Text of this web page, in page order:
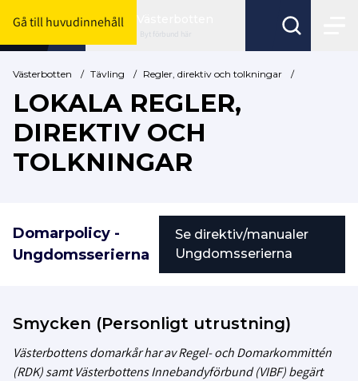
Gå till huvudinnehåll
Byt förbund här
Västerbotten / Tävling / Regler, direktiv och tolkningar /
LOKALA REGLER,
DIREKTIV OCH
TOLKNINGAR
Domarpolicy -
Ungdomsserierna
Se direktiv/manualer
Ungdomsserierna
Smycken (Personligt utrustning)
Västerbottens domarkår har av Regel- och Domarkommittén
(RDK) samt Västerbottens Innebandyförbund (VIBF) begärt